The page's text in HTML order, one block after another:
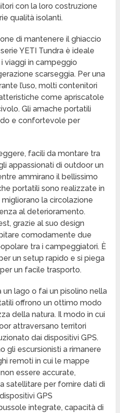
con la loro costruzione
qualità isolanti.
di mantenere il ghiaccio
YETI Tundra è ideale
viaggi in campeggio
scarseggia. Per una
l’uso, molti contenitori
come apriscatole
Gli amache portatili
e confortevole per
facili da montare tra
appassionati di outdoor un
ammirano il bellissimo
portatili sono realizzate in
la circolazione
al deterioramento.
grazie al suo design
comodamente due
tra i campeggiatori. È
un setup rapido e si piega
un facile trasporto.
un lago o fai un pisolino nella
offrono un ottimo modo
della natura. Il modo in cui
attraversano territori
dai dispositivi GPS.
gli escursionisti a rimanere
remoti in cui le mappe
essere accurate,
satellitare per fornire dati di
GPS
integrate, capacità di